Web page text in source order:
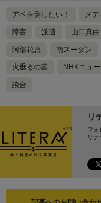
アベを倒したい！ メ
障害 派遣 山口真由
阿部花恵 南スーダン
火垂るの墓 NHKニュ
談合
リ
フォ
リテ